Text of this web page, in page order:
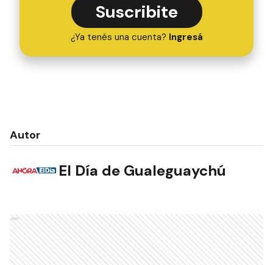
Suscribite
¿Ya tenés una cuenta? Ingresá
Autor
El Día de Gualeguaychú
Ads